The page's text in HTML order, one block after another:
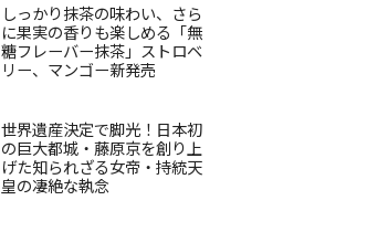
しっかり抹茶の味わい、さら
に果実の香りも楽しめる「無
糖フレーバー抹茶」ストロベ
リー、マンゴー新発売
世界遺産決定で脚光！日本初
の巨大都城・藤原京を創り上
げた知られざる女帝・持統天
皇の凄絶な執念